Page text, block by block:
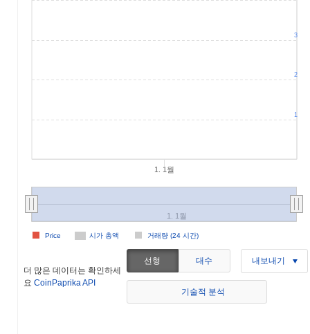
1. 1월
시가 총액 거래량 (24 시간)
Price
1. 1월
1
2
3
더 많은 데이터는 확인하세
요 CoinPaprika API
선형 대수 내보내기
기술적 분석